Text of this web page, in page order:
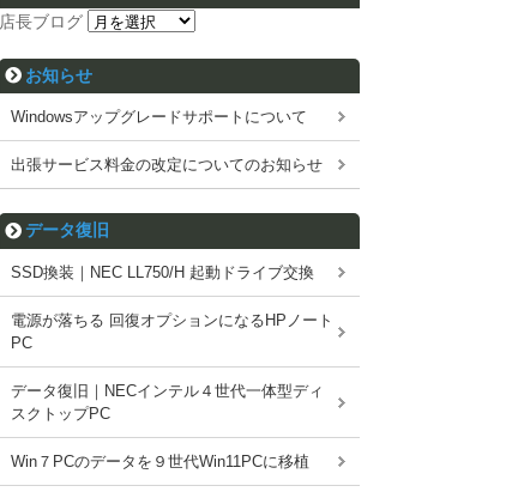
店長ブログ
お知らせ
Windowsアップグレードサポートについて
出張サービス料金の改定についてのお知らせ
データ復旧
SSD換装｜NEC LL750/H 起動ドライブ交換
電源が落ちる 回復オプションになるHPノート
PC
データ復旧｜NECインテル４世代一体型ディ
スクトップPC
Win７PCのデータを９世代Win11PCに移植